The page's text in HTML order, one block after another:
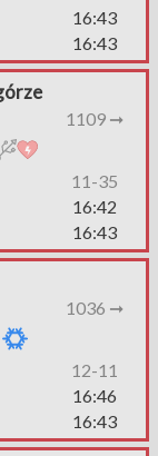
16:43
16:43
1109 ➞
11-35
16:42
16:43
1036 ➞
12-11
16:46
16:43